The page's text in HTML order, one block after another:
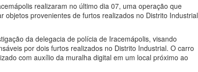
realizaram no último dia 07, uma operação que
objetos provenientes de furtos realizados no Distrito Industrial
da delegacia de polícia de Iracemápolis, visando
por dois furtos realizados no Distrito Industrial. O carro
com auxílio da muralha digital em um local próximo ao